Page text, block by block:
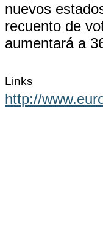
nuevos
recuento de
aumentará a
Links
http://